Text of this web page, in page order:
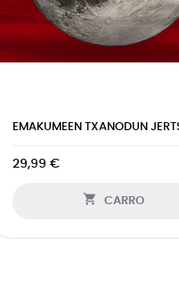
EMAKUMEEN TXANODUN
29,99 €
 CARRO